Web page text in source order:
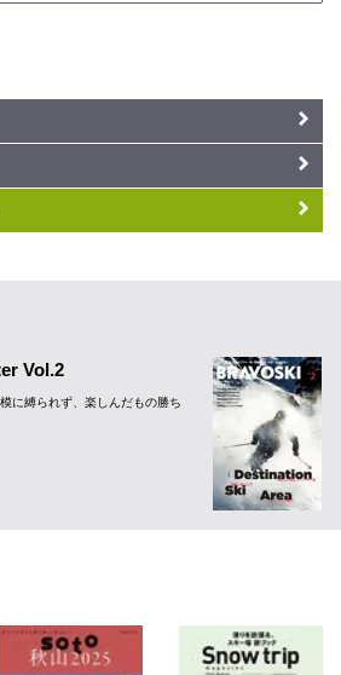
Vol.2
に縛られず、楽しんだもの勝ち